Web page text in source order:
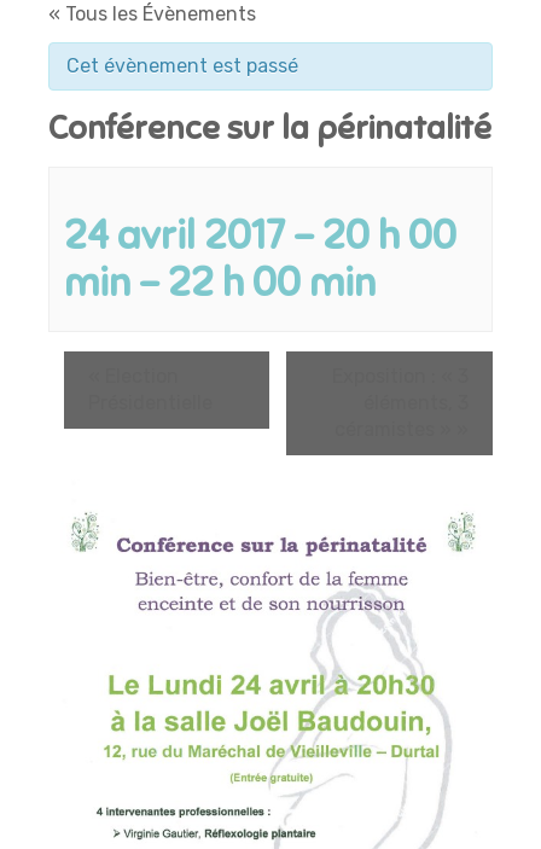
« Tous les Évènements
Cet évènement est passé
Conférence sur la périnatalité
24 avril 2017 - 20 h 00
min-22 h 00 min